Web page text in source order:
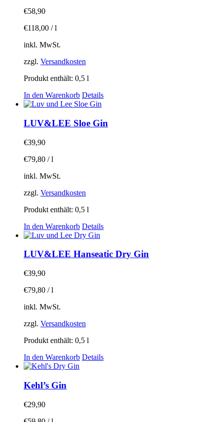
€58,90
€118,00 /l
inkl. MwSt.
zzgl. Versandkosten
Produkt enthält: 0,5 l
In den Warenkorb Details
LUV&LEE Sloe Gin
€39,90
€79,80 /l
inkl. MwSt.
zzgl. Versandkosten
Produkt enthält: 0,5 l
In den Warenkorb Details
LUV&LEE Hanseatic Dry Gin
€39,90
€79,80 /l
inkl. MwSt.
zzgl. Versandkosten
Produkt enthält: 0,5 l
In den Warenkorb Details
Kehl’s Gin
€29,90